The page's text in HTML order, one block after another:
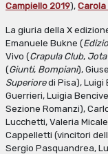
Campiello 2019), Carola
La giuria della X
Emanuele Bukne (
Vivo (Crapula Club,
(Giunti, Bompiani),
Superioredi Pisa), Luigi
Guerrieri, Luigia
Sezione Romanzi),
Lucchetti, Valeria
Cappelletti (vincitori
Sergio Pasquandrea,